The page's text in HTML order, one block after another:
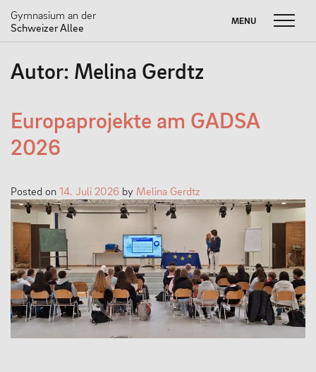
Gymnasium an der
Schweizer Allee
MENU
MENU
Suche
Unser Leitbild
Neuigkeiten
Partnerschaften
#dasneueGADSA
Nachhaltigkeit
MENSCHEN
SOMMERBRIEF
Autor: Melina Gerdtz
Europaprojekte am GADSA
2026
Posted on 14. Juli 2026 by Melina Gerdtz